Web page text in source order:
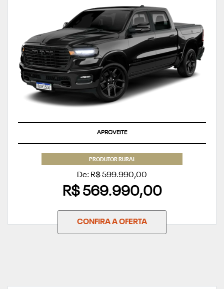
APROVEITE
PRODUTOR RURAL
De: R$ 599.990,00
R$ 569.990,00
CONFIRA A OFERTA